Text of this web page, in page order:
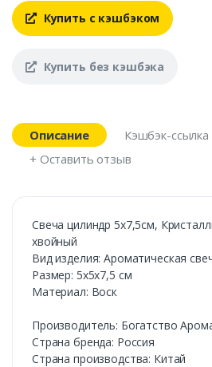
Купить с кэшбэком
Купить без кэшбэка
Описание
Кэшбэк-ссылка
+ Оставить отзыв
Свеча цилиндр 5х7,5см,
хвойный
Вид изделия: Ароматическая
Размер: 5х5х7,5 см
Материал: Воск
Производитель: Богатство
Страна бренда: Россия
Страна производства: Китай